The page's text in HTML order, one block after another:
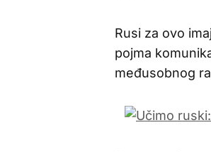
Rusi za ovo
pojma
međusobnog